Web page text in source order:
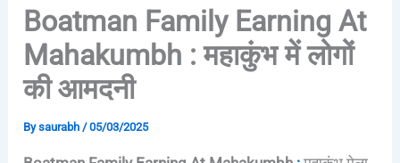
Boatman Family Earning At
Mahakumbh : महाकुंभ में लोगों
की आमदनी
Bysaurabh /05/03/2025